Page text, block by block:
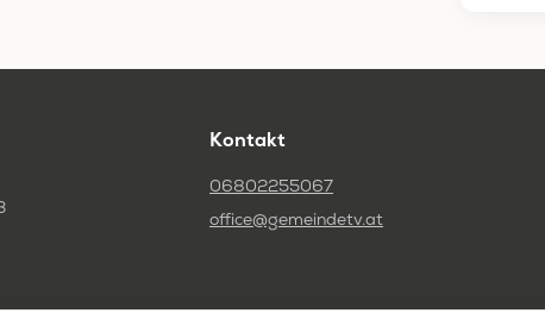
Kontakt
06802255067
office@gemeindetv.at